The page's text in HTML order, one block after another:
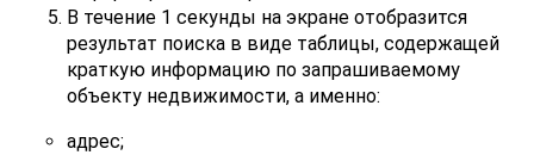
В течение 1 секунды на экране отобразится
результат поиска в виде таблицы, содержащей
краткую информацию по запрашиваемому
объекту недвижимости, а именно:
адрес;